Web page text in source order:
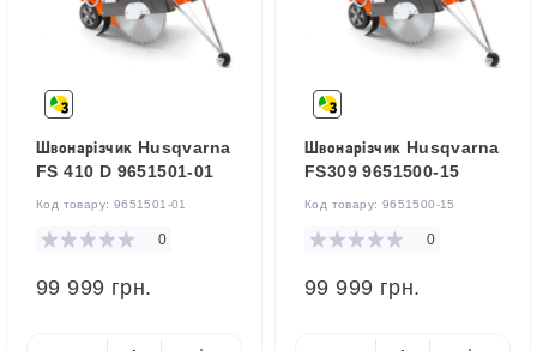
Швонарізчик Husqvarna
FS 410 D 9651501-01
Код товару: 9651501-01
0
99 999 грн.
Швонарізчик Husqvarna
FS309 9651500-15
Код товару: 9651500-15
0
99 999 грн.